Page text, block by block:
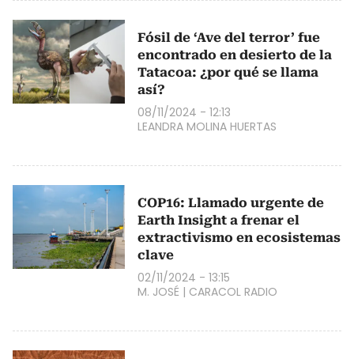
Fósil de ‘Ave del terror’ fue
encontrado en desierto de la
Tatacoa: ¿por qué se llama
así?
08/11/2024 - 12:13
LEANDRA MOLINA HUERTAS
COP16: Llamado urgente de
Earth Insight a frenar el
extractivismo en ecosistemas
clave
02/11/2024 - 13:15
M. JOSÉ | CARACOL RADIO